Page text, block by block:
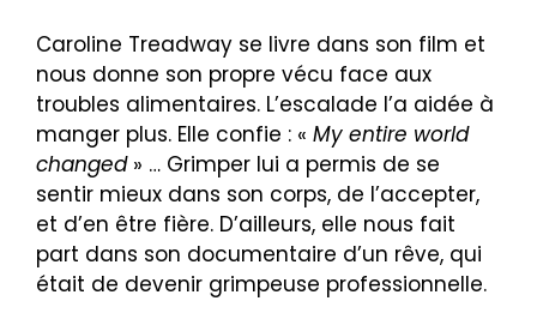
Caroline Treadway se livre dans son film et
nous donne son propre vécu face aux
troubles alimentaires. L’escalade l’a aidée à
manger plus. Elle confie : « My entire world
changed» … Grimper lui a permis de se
sentir mieux dans son corps, de l’accepter,
et d’en être fière. D’ailleurs, elle nous fait
part dans son documentaire d’un rêve, qui
était de devenir grimpeuse professionnelle.